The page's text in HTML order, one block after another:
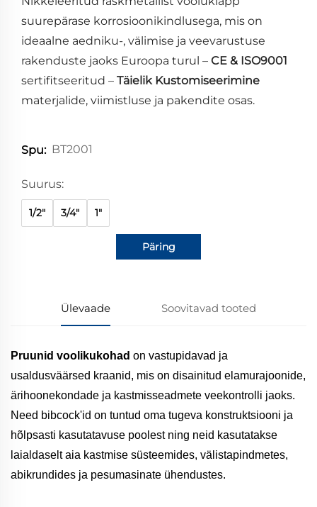
suurepärase korrosioonikindlusega, mis on
ideaalne aedniku-, välimise ja veevarustuse
rakenduste jaoks Euroopa turul – CE & ISO9001
sertifitseeritud – Täielik Kustomiseerimine
materjalide, viimistluse ja pakendite osas.
Spu: BT2001
Suurus:
1/2" 3/4" 1"
Päring
Ülevaade Soovitavad tooted
Pruunid voolikukohad on vastupidavad ja
usaldusväärsed kraanid, mis on disainitud elamurajoonide,
ärihoonekondade ja kastmisseadmete veekontrolli jaoks.
Need bibcock'id on tuntud oma tugeva konstruktsiooni ja
hõlpsasti kasutatavuse poolest ning neid kasutatakse
laialdaselt aia kastmise süsteemides, välistapindmetes,
abikrundides ja pesumasinate ühendustes.